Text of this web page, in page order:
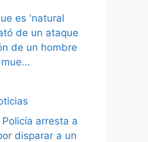
es 'natural
de un ataque
de un hombre
mue…
arresta a
disparar a un